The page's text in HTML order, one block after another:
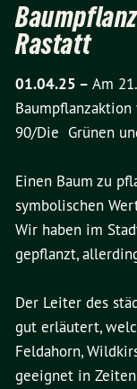
Rastatt
01.04.25 – Am
90/Die Grünen
Einen Baum zu
symbolischen
Wir haben im
gepflanzt,
Der Leiter des
gut erläutert,
Feldahorn,
geeignet in